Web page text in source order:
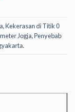
,Kekerasan di Titik 0
Jogja,Penyebab
.